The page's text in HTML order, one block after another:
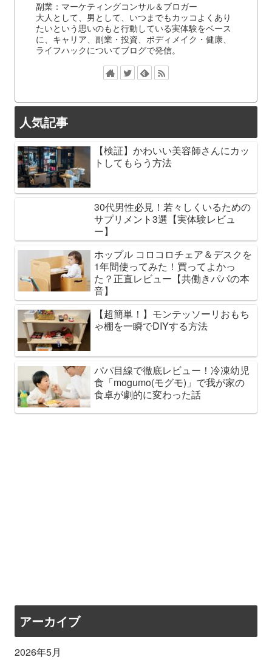
副業：マーケティングコンサル＆ブロガー
大人として、男として、いつまでもカッコよくあり
たいという思いのもと行動している実体験をベース
に、キャリア、副業・投資、ボディメイク・健康、
ライフハックについてブログで発信。
人気記事
【検証】かわいい美容師さんにカッ
トしてもらう方法
30代男性必見！若々しくいるための
サプリメント3選【実体験レビュ
ー】
ホップル コロコロチェア＆デスクを
1年間使ってみた！買ってよかっ
た？正直レビュー【共働きパパの本
音】
【超簡単！】モンテッソーリおもち
ゃ棚を一瞬でDIYする方法
パパ目線で徹底レビュー！冷凍幼児
食「mogumo(モグモ)」で我が家の
食卓が劇的に変わった話
アーカイブ
2026年5月